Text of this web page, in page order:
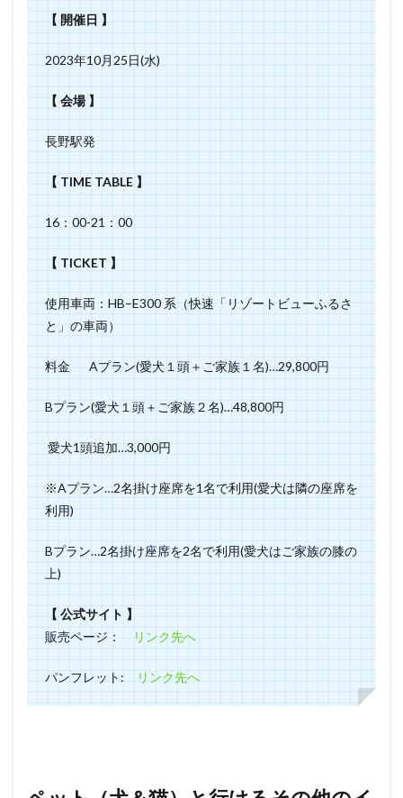
【 開催日 】
2023年10月25日(水)
【 会場 】
長野駅発
【 TIME TABLE 】
16：00-21：00
【 TICKET 】
使用車両：HB–E300 系（快速「リゾートビューふるさ
と」の車両）
料金 Aプラン(愛犬１頭＋ご家族１名)…29,800円
Bプラン(愛犬１頭＋ご家族２名)…48,800円⁡
⁡ 愛犬1頭追加…3,000円
※Aプラン…2名掛け座席を1名で利用(愛犬は隣の座席を
利用)
Bプラン…2名掛け座席を2名で利用(愛犬はご家族の膝の
上)
【 公式サイト 】
販売ページ：リンク先へ
パンフレット: リンク先へ